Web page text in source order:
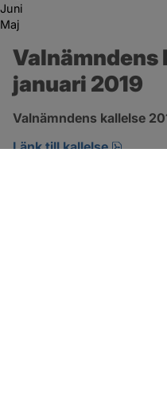
Juni
Maj
Valnämndens
januari 2019
Valnämndens kallelse
Länk till kallelse
pdf.